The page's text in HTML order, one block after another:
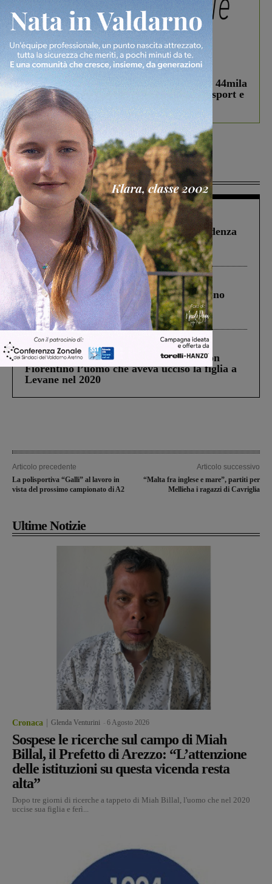
In vetrina 3 Agosto 2026
Estra Notizie agosto: Smart Cities, oltre 44mila
studenti coinvolti, torna il bando per lo sport e
debutta il podcast Estrair
Più lette
Figline Incisa Valdarno 1 Agosto 2026
Piscina di Figline finanziata oltre la scadenza
Pnrr, il gruppo di Fratelli d’Italia: “Un
ringraziamento al Governo”
Cronaca 4 Agosto 2026
Un anno fa la strage in A1 in cui morirono
Gianni, Giulia e Franco. Lo schianto, il
processo, lo stop ai sorpassi fra tir....
Cronaca 3 Agosto 2026
Scomparso da una struttura di Castiglion
Fiorentino l’uomo che aveva ucciso la figlia a
Levane nel 2020
Articolo precedente
La polisportiva “Galli” al lavoro in
vista del prossimo campionato di A2
Articolo successivo
“Malta fra inglese e mare”, partiti per
Mellieha i ragazzi di Cavriglia
Ultime Notizie
Cronaca Glenda Venturini 6 Agosto 2026
Sospese le ricerche sul campo di Miah
Billal, il Prefetto di Arezzo: “L’attenzione
delle istituzioni su questa vicenda resta
alta”
Dopo tre giorni di ricerche a tappeto di Miah Billal, l'uomo che nel 2020
uccise sua figlia e ferì...